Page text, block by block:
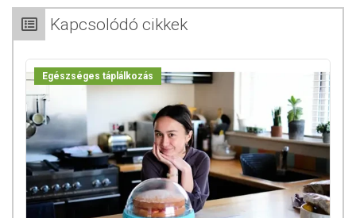
Kapcsolódó cikkek
Egészséges táplálkozás